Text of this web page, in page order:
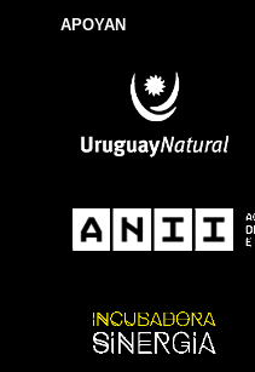
APOYAN